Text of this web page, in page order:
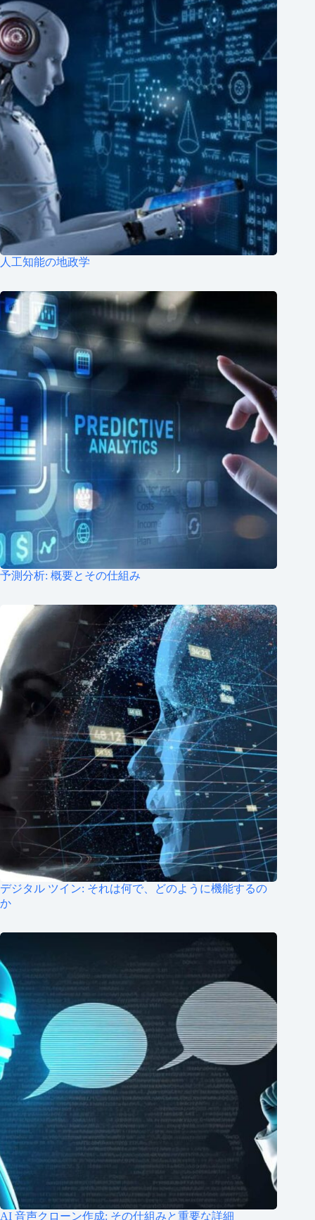
人工知能の地政学
予測分析: 概要とその仕組み
デジタル ツイン: それは何で、どのように機能するの
か
AI 音声クローン作成: その仕組みと重要な詳細